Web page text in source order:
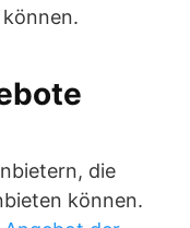
die
können.